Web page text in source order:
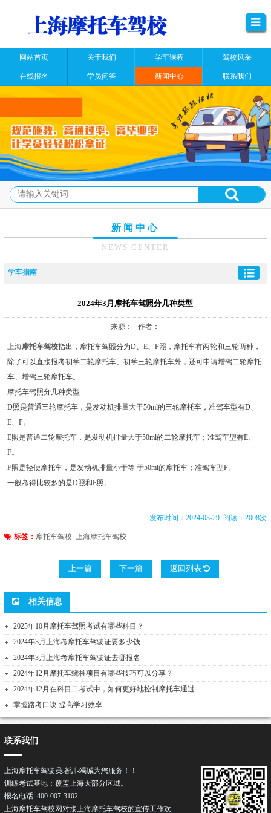
网站首页 关于我们 学车课程 驾校风采
在线报名 学员问答 新闻中心 联系我们
新闻中心
NEWS CENTER
学车指南
2024年3月摩托车驾照分几种类型
来源： 作者：
上海摩托车驾校指出，摩托车驾照分为D、E、F照，摩托车有两轮和三轮两种，
除了可以直接报考初学二轮摩托车、初学三轮摩托车外，还可申请增驾二轮摩托
车、增驾三轮摩托车。
摩托车驾照分几种类型
D照是普通三轮摩托车，是发动机排量大于50ml的三轮摩托车，准驾车型有D、
E、F。
E照是普通二轮摩托车，是发动机排量大于50ml的二轮摩托车；准驾车型有E、
F。
F照是轻便摩托车，是发动机排量小于等 于50ml的摩托车；准驾车型F。
一般考得比较多的是D照和E照。
发布时间：2024-03-29 阅读：2008次
标签： 摩托车驾校 上海摩托车驾校
上一篇 下一篇 返回列表
相关信息
2025年10月摩托车驾照考试有哪些科目？
2024年3月上海考摩托车驾驶证要多少钱
2024年3月上海考摩托车驾驶证去哪报名
2024年12月摩托车绕桩项目有哪些技巧可以分享？
2024年12月在科目二考试中，如何更好地控制摩托车通过...
掌握路考口诀 提高学习效率
联系我们
上海摩托车驾驶员培训-竭诚为您服务！！
训练考试基地：覆盖上海大部分区域。
报名电话: 400-007-3102
上海摩托车驾校网对接上海摩托车驾校的宣传工作欢